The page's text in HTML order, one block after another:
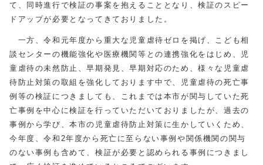
て、同時進行で検証の事案を抱えることとなり、検証のスピー
ドアップが必要となってきておりました。
一方、令和元年度から重大な児童虐待ゼロを掲げ、こども相
談センターの機能強化や医療機関等との連携強化をはじめ、児
童虐待の未然防止、早期発見、早期対応のため、様々な児童虐
待防止対策の取組を強化しております中で、児童虐待の死亡事
例等の検証につきましても、これまでは本市が関与していた死
亡事例を中心に検証を行っていただいておりましたが、過去の
事例から学び、本市の児童虐待防止対策に生かしていくため、
今年度、令和2年度から死亡に至らない事例や関係機関の関与
のない事例も含めて、検証が必要と認められる事例につきまし